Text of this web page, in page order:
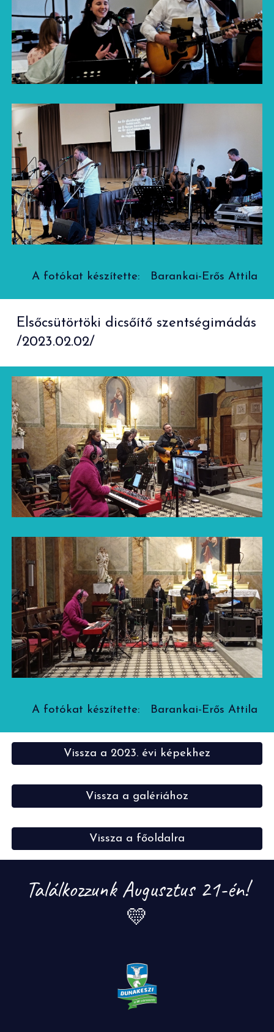
A fotókat készítette: Barankai-Erős Attila
Elsőcsütörtöki dicsőítő szentségimádás
/2023.02.02/
A fotókat készítette: Barankai-Erős Attila
Vissza a 2023. évi képekhez
Vissza a galériához
Vissza a főoldalra
Találkozzunk Augusztus 21-én!
💛